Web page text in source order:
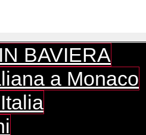
BAVIERA
a Monaco